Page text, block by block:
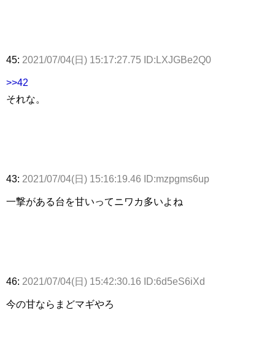
45: 2021/07/04(日) 15:17:27.75 ID:LXJGBe2Q0
>>42
それな。
43: 2021/07/04(日) 15:16:19.46 ID:mzpgms6up
一撃がある台を甘いってニワカ多いよね
46: 2021/07/04(日) 15:42:30.16 ID:6d5eS6iXd
今の甘ならまどマギやろ